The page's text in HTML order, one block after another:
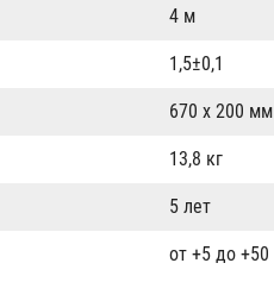
4 м
1,5±0,1
670 х 200 мм
13,8 кг
5 лет
от +5 до +50